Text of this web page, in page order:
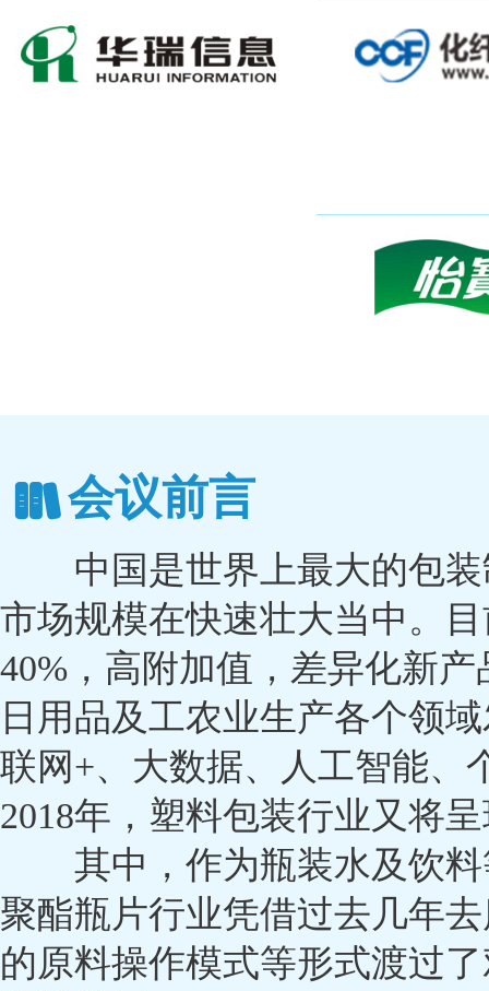
会议前言
中国是世界上最大的包装
市场规模在快速壮大当中。
40%，高附加值，差异化新
日用品及工农业生产各个领
联网+、大数据、人工智能、
2018年，塑料包装行业又将
其中，作为瓶装水及饮料
聚酯瓶片行业凭借过去几年
的原料操作模式等形式渡过